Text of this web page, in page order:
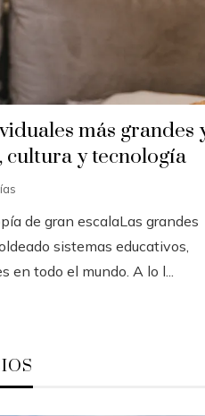
más grandes
cultura y tecnología
de gran escalaLas grandes
sistemas educativos,
todo el mundo. A lo l...